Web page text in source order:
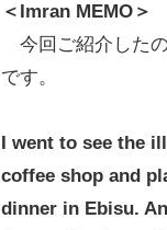
＜Imran MEMO＞
今回ご紹介した
です。
I went to see the
coffee shop and
dinner in Ebisu.